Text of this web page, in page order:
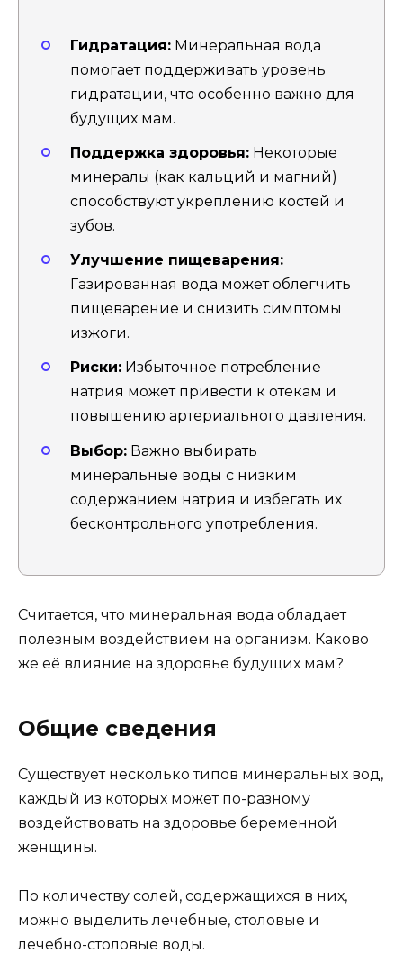
Гидратация: Минеральная вода
помогает поддерживать уровень
гидратации, что особенно важно для
будущих мам.
Поддержка здоровья: Некоторые
минералы (как кальций и магний)
способствуют укреплению костей и
зубов.
Улучшение пищеварения:
Газированная вода может облегчить
пищеварение и снизить симптомы
изжоги.
Риски: Избыточное потребление
натрия может привести к отекам и
повышению артериального давления.
Выбор: Важно выбирать
минеральные воды с низким
содержанием натрия и избегать их
бесконтрольного употребления.
Считается, что минеральная вода обладает
полезным воздействием на организм. Каково
же её влияние на здоровье будущих мам?
Общие сведения
Существует несколько типов минеральных вод,
каждый из которых может по-разному
воздействовать на здоровье беременной
женщины.
По количеству солей, содержащихся в них,
можно выделить лечебные, столовые и
лечебно-столовые воды.